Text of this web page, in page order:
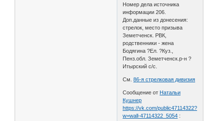
Номер дела источника
информации 206.
Доп.данные из донесения:
стрелок, место призыва
Земетченск. РВК,
родственники - жена
Бодягина ?Ел. ?Куз.,
Пенз.обл. Земетченск.р-н ?
Итырский с/с.
См.86-я стрелковая дивизия
Сообщение от Натальи
Кушнер
https://vk.com/public47114322?
w=wall-47114322_5054 :